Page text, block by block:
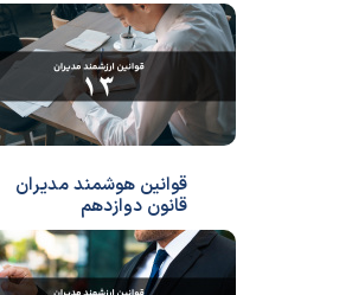
قوانین هوشمند مدیران
قانون دوازدهم